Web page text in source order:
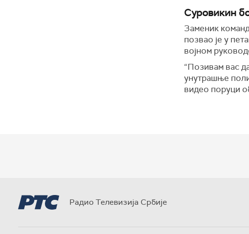
Суровикин
Заменик
позвао је у
војном
“Позивам вас
унутрашње
видео поруци
Радио Телевизија Србије